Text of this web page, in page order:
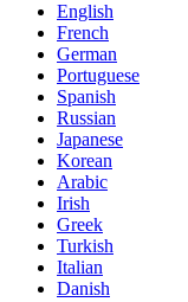
English
French
German
Portuguese
Spanish
Russian
Japanese
Korean
Arabic
Irish
Greek
Turkish
Italian
Danish